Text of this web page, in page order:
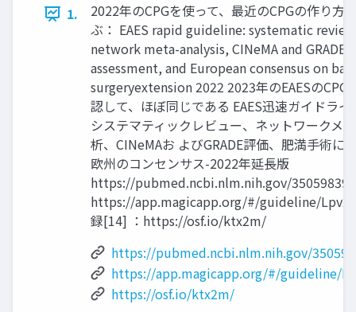
1.
2022年のCPGを使って、最近のCPGの作り方
ぶ： EAES rapid guideline: systematic
network meta-analysis, CINeMA and GRADE
assessment, and European consensus on
surgeryextension 2022 2023年のEAESのCPG
認して、ほぼ同じである EAES迅速ガイドライ
システマティックレビュー、ネットワークメ
析、CINeMAお よびGRADE評価、肥満手術に
欧州のコンセンサス-2022年延長版
https://pubmed.ncbi.nlm.nih.gov/35059839/
https://app.magicapp.org/#/guideline/
録[14] ：https://osf.io/ktx2m/
https://pubmed.ncbi.nlm.nih.gov/
https://app.magicapp.org/#/guideline/
https://osf.io/ktx2m/